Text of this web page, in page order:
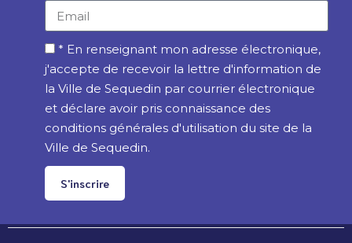
* En renseignant mon adresse électronique,
j'accepte de recevoir la lettre d'information de
la Ville de Sequedin par courrier électronique
et déclare avoir pris connaissance des
conditions générales d'utilisation du site de la
Ville de Sequedin.
S'inscrire